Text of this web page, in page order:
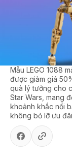
Mẫu LEGO 1088
được giảm giá
quà lý tưởng cho
Star Wars, mang
khoảnh khắc nổi
không bỏ lỡ ưu